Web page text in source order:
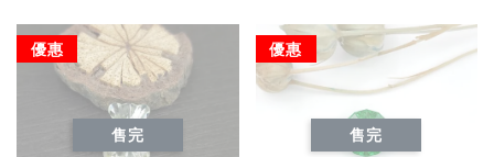
優惠
售完
優惠
售完